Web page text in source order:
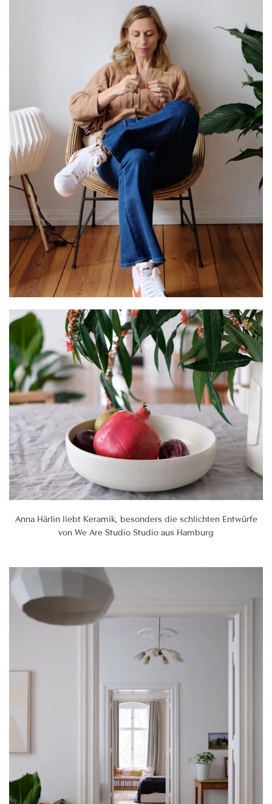
Anna Härlin liebt Keramik, besonders die schlichten Entwürfe
von We Are Studio Studio aus Hamburg